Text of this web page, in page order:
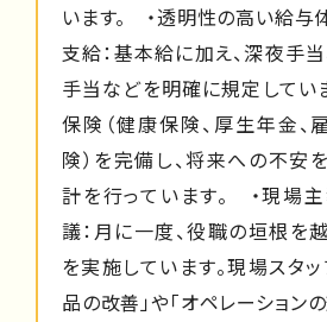
います。 ・透明性の高い給与
支給：基本給に加え、深夜手
手当などを明確に規定してい
保険（健康保険、厚生年金、
険）を完備し、将来への不安
計を行っています。 ・現場
議：月に一度、役職の垣根を
を実施しています。現場スタ
品の改善」や「オペレーション